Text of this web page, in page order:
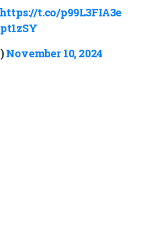
https://t.co/p99L3FIA3e
November 10, 2024